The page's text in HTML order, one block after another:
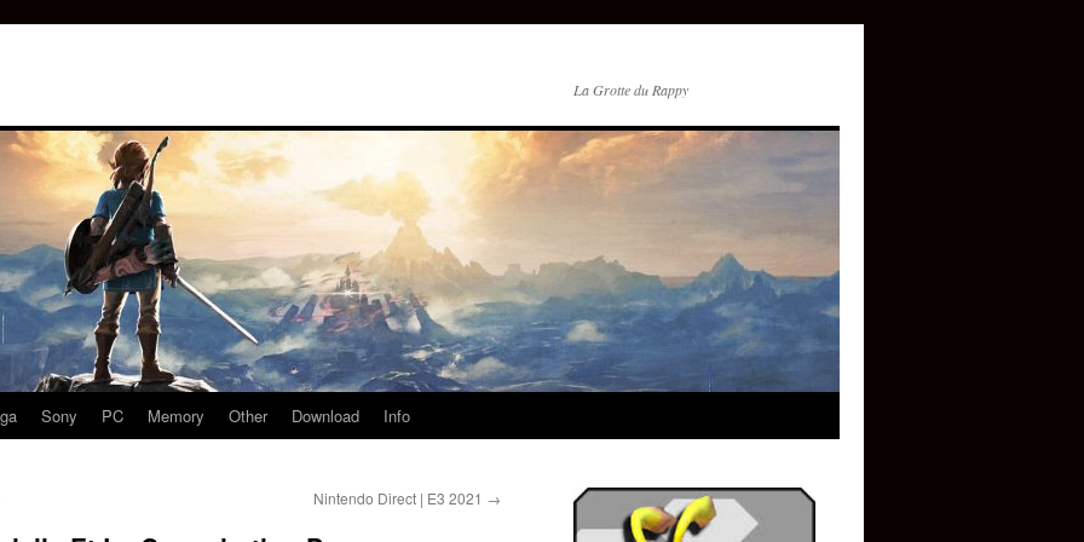
La Grotte du Rappy
Sony PC Memory Other Download Info
Nintendo Direct | E3 2021 →